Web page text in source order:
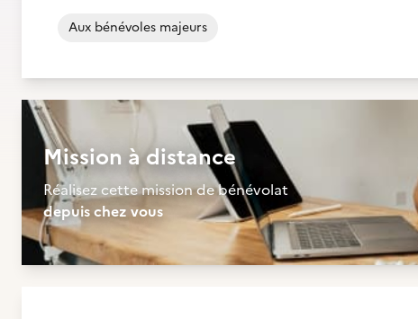
Aux bénévoles majeurs
Mission à distance
Réalisez cette mission de bénévolat
depuis chez vous